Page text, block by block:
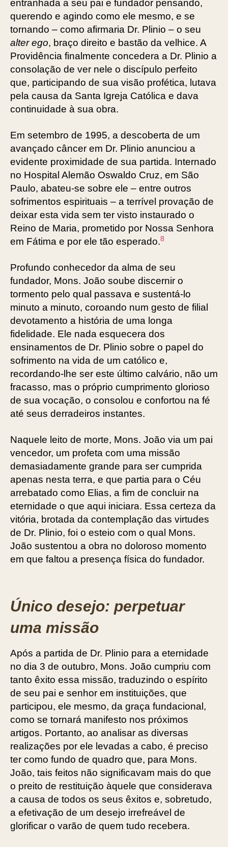
entranhada a seu pai e fundador pensando,
querendo e agindo como ele mesmo, e se
tornando – como afirmaria Dr. Plinio – o seu
alter ego, braço direito e bastão da velhice. A
Providência finalmente concedera a Dr. Plinio a
consolação de ver nele o discípulo perfeito
que, participando de sua visão profética, lutava
pela causa da Santa Igreja Católica e dava
continuidade à sua obra.
Em setembro de 1995, a descoberta de um
avançado câncer em Dr. Plinio anunciou a
evidente proximidade de sua partida. Internado
no Hospital Alemão Oswaldo Cruz, em São
Paulo, abateu-se sobre ele – entre outros
sofrimentos espirituais – a terrível provação de
deixar esta vida sem ter visto instaurado o
Reino de Maria, prometido por Nossa Senhora
em Fátima e por ele tão esperado.8
Profundo conhecedor da alma de seu
fundador, Mons. João soube discernir o
tormento pelo qual passava e sustentá-lo
minuto a minuto, coroando num gesto de filial
devotamento a história de uma longa
fidelidade. Ele nada esquecera dos
ensinamentos de Dr. Plinio sobre o papel do
sofrimento na vida de um católico e,
recordando-lhe ser este último calvário, não um
fracasso, mas o próprio cumprimento glorioso
de sua vocação, o consolou e confortou na fé
até seus derradeiros instantes.
Naquele leito de morte, Mons. João via um pai
vencedor, um profeta com uma missão
demasiadamente grande para ser cumprida
apenas nesta terra, e que partia para o Céu
arrebatado como Elias, a fim de concluir na
eternidade o que aqui iniciara. Essa certeza da
vitória, brotada da contemplação das virtudes
de Dr. Plinio, foi o esteio com o qual Mons.
João sustentou a obra no doloroso momento
em que ­faltou a presença física do fundador.
Único desejo: perpetuar
uma missão
Após a partida de Dr. Plinio para a eternidade
no dia 3 de outubro, Mons. João cumpriu com
tanto êxito essa missão, traduzindo o espírito
de seu pai e senhor em instituições, que
participou, ele mesmo, da graça fundacional,
como se tornará manifesto nos próximos
artigos. Portanto, ao analisar as diversas
realizações por ele levadas a cabo, é preciso
ter como fundo de quadro que, para Mons.
João, tais feitos não significavam mais do que
o preito de restituição àquele que considerava
a causa de todos os seus êxitos e, sobretudo,
a efetivação de um desejo irrefreável de
glorificar o varão de quem tudo recebera.